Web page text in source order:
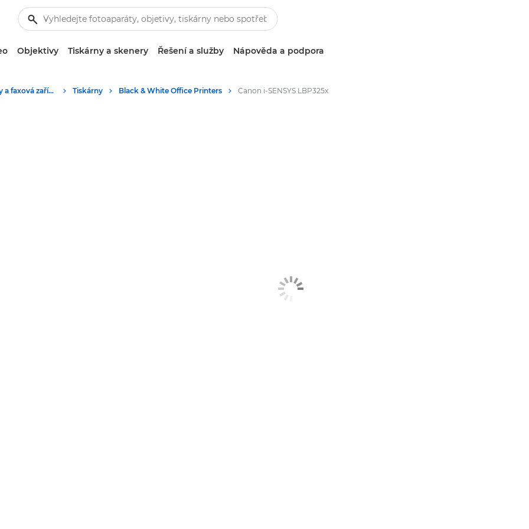
Objektivy Tiskárny a skenery Řešení a služby Nápověda a podpora
Firemní tiskárny a faxová zařízení Tiskárny Black & White Office Printers Canon i-SENSYS LBP325x